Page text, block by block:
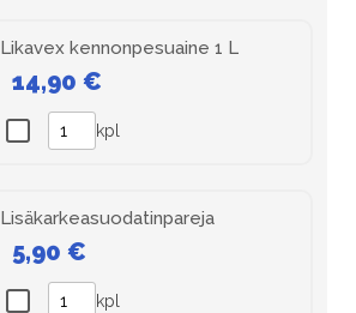
Likavex kennonpesuaine 1 L
14,90 €
kpl
Lisäkarkeasuodatinpareja
5,90 €
kpl